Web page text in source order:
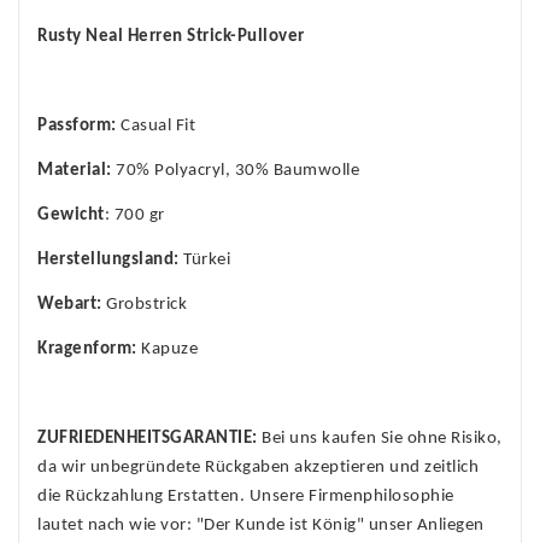
Rusty Neal Herren Strick-Pullover
Passform: Casual Fit
Material: 70% Polyacryl, 30% Baumwolle
Gewicht: 700 gr
Herstellungsland: Türkei
Webart: Grobstrick
Kragenform: Kapuze
ZUFRIEDENHEITSGARANTIE: Bei uns kaufen Sie ohne Risiko,
da wir unbegründete Rückgaben akzeptieren und zeitlich
die Rückzahlung Erstatten. Unsere Firmenphilosophie
lautet nach wie vor: "Der Kunde ist König" unser Anliegen